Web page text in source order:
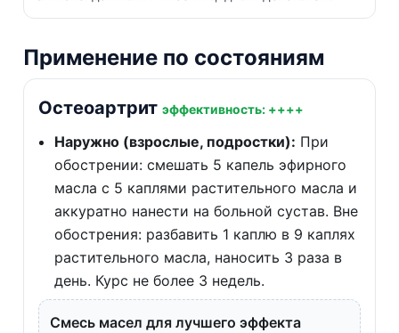
Применение по состояниям
Остеоартрит эффективность: ++++
Наружно (взрослые, подростки): При
обострении: смешать 5 капель эфирного
масла с 5 каплями растительного масла и
аккуратно нанести на больной сустав. Вне
обострения: разбавить 1 каплю в 9 каплях
растительного масла, наносить 3 раза в
день. Курс не более 3 недель.
Смесь масел для лучшего эффекта